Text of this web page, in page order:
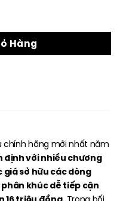
chính hãng mới nhất
Hàng
chính hãng mới nhất năm
định với nhiều chương
sở hữu các dòng
khúc dễ tiếp cận